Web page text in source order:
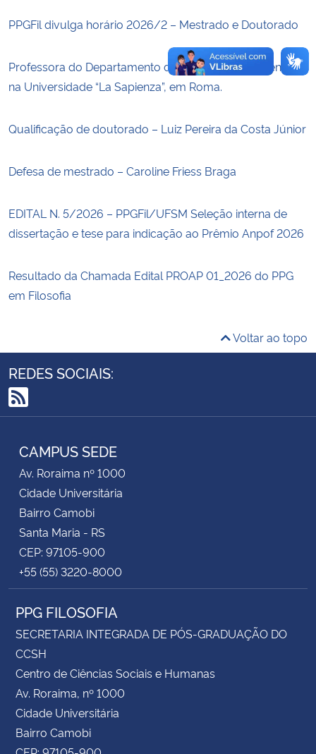
Planalto
PPGFil divulga horário 2026/2 – Mestrado e Doutorado
Professora do Departamento de Filosofia é conferencista
na Universidade “La Sapienza”, em Roma.
Qualificação de doutorado – Luiz Pereira da Costa Júnior
Defesa de mestrado – Caroline Friess Braga
EDITAL N. 5/2026 – PPGFil/UFSM Seleção interna de
dissertação e tese para indicação ao Prêmio Anpof 2026
Resultado da Chamada Edital PROAP 01_2026 do PPG
em Filosofia
Voltar ao topo
REDES SOCIAIS:
RSS
CAMPUS SEDE
Av. Roraima nº 1000
Cidade Universitária
Bairro Camobi
Santa Maria - RS
CEP: 97105-900
+55 (55) 3220-8000
PPG FILOSOFIA
SECRETARIA INTEGRADA DE PÓS-GRADUAÇÃO DO
CCSH
Centro de Ciências Sociais e Humanas
Av. Roraima, nº 1000
Cidade Universitária
Bairro Camobi